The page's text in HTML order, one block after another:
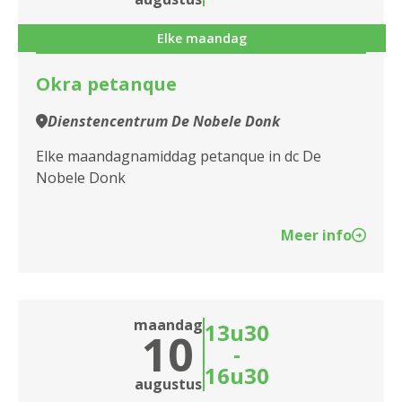
Assistentiewoningen De Sterlingen
Assistentiewoningen Den Drossaert II -
Assistentiewoningen Emile Verhaeren
Assistentiewoningen Essenhof
Assistentiewoningen Geestenspoor
Elke maandag
Okra petanque
Dienstencentrum De Nobele Donk
Elke maandagnamiddag petanque in dc De
Nobele Donk
Meer info
maandag
10
augustus
13u30
-
16u30